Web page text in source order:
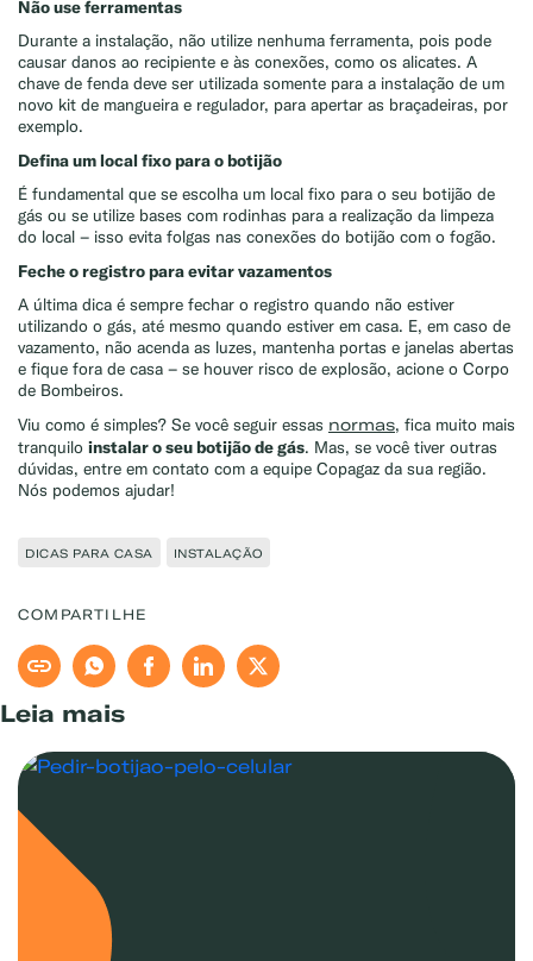
Exemplo: GLP, Liquigás, Copagaz, Gás para Comércio
Não use ferramentas
Durante a instalação, não utilize nenhuma ferramenta, pois pode
causar danos ao recipiente e às conexões, como os alicates. A
chave de fenda deve ser utilizada somente para a instalação de um
novo kit de mangueira e regulador, para apertar as braçadeiras, por
exemplo.
Defina um local fixo para o botijão
É fundamental que se escolha um local fixo para o seu botijão de
gás ou se utilize bases com rodinhas para a realização da limpeza
do local – isso evita folgas nas conexões do botijão com o fogão.
Feche o registro para evitar vazamentos
A última dica é sempre fechar o registro quando não estiver
utilizando o gás, até mesmo quando estiver em casa. E, em caso de
vazamento, não acenda as luzes, mantenha portas e janelas abertas
e fique fora de casa – se houver risco de explosão, acione o Corpo
de Bombeiros.
Viu como é simples? Se você seguir essas normas, fica muito mais
tranquilo instalar o seu botijão de gás. Mas, se você tiver outras
dúvidas, entre em contato com a equipe Copagaz da sua região.
Nós podemos ajudar!
DICAS PARA CASA INSTALAÇÃO
COMPARTILHE
Leia mais